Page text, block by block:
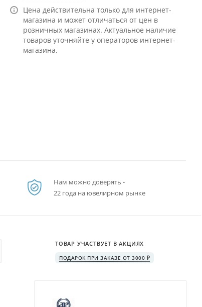
Цена действительна только для интернет-
магазина и может отличаться от цен в
розничных магазинах. Актуальное наличие
товаров уточняйте у операторов интернет-
магазина.
Нам можно доверять -
22 года на ювелирном рынке
ТОВАР УЧАСТВУЕТ В АКЦИЯХ
ПОДАРОК ПРИ ЗАКАЗЕ ОТ 3000 ₽